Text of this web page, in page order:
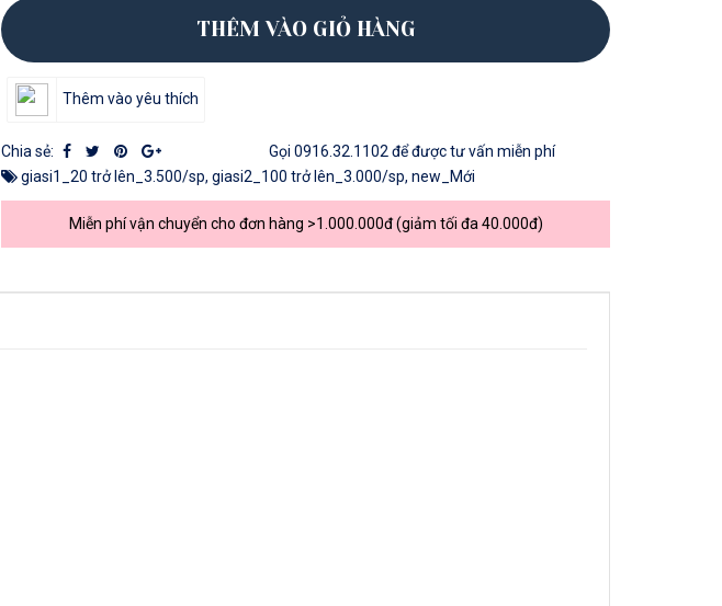
THÊM VÀO GIỎ HÀNG
Thêm vào yêu thích
Chia sẻ: Gọi 0916.32.1102 để được tư vấn miễn phí
giasi1_20 trở lên_3.500/sp, giasi2_100 trở lên_3.000/sp, new_Mới
Miễn phí vận chuyển cho đơn hàng >1.000.000đ (giảm tối đa 40.000đ)